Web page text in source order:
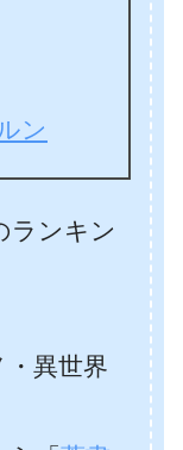
ン
ランキン
異世界